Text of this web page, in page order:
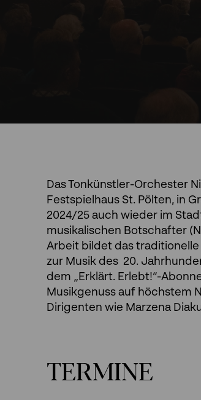
Das Tonkünstler-Orchester
Festspielhaus St. Pölten, in
2024/25 auch wieder im
musikalischen Botschafter
Arbeit bildet das
zur Musik des 20.
dem „Erklärt. Erlebt!“-
Musikgenuss auf höchstem
Dirigenten wie Marzena
TERMINE